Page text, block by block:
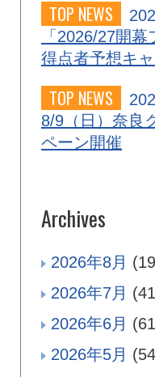
TOP NEWS
「2026/27開
得点者予想キ
TOP NEWS
8/9（日）奈良
ペーン開催
Archives
2026年8月
2026年7月
2026年6月
2026年5月